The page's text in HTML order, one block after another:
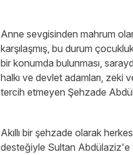
Anne sevgisinden mahrum
karşılaşmış, bu durum
bir konumda bulunması,
halkı ve devlet adamları, zeki
tercih etmeyen Şehzade
Akıllı bir şehzade olarak
desteğiyle Sultan Abdülaziz'e